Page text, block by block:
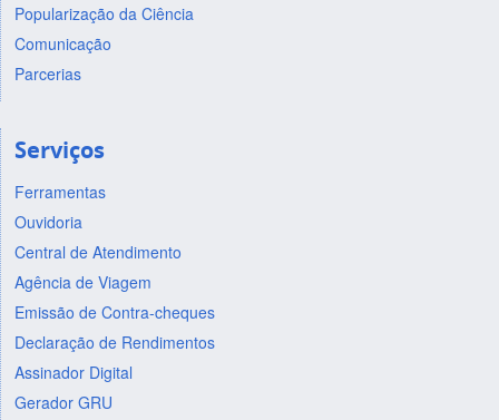
Popularização da Ciência
Comunicação
Parcerias
Serviços
Ferramentas
Ouvidoria
Central de Atendimento
Agência de Viagem
Emissão de Contra-cheques
Declaração de Rendimentos
Assinador Digital
Gerador GRU